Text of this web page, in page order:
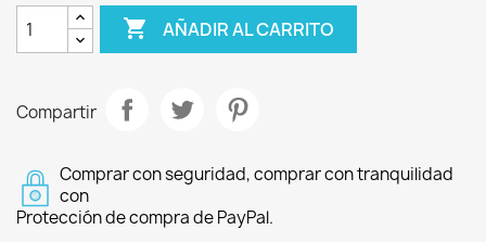
 AÑADIR AL CARRITO
Compartir
Comprar con seguridad, comprar con tranquilidad
con
Protección de compra de PayPal.